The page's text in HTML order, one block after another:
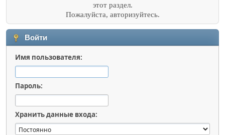
этот раздел.
Пожалуйста, авторизуйтесь.
Войти
Имя пользователя:
Пароль:
Хранить данные входа: